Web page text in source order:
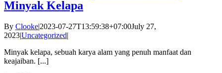
Minyak Kelapa
By Clooke|2023-07-27T13:59:38+07:00July 27,
2023|Uncategorized|
Minyak kelapa, sebuah karya alam yang penuh manfaat dan
keajaiban. [...]